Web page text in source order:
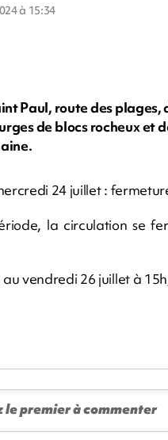
à 15:34
Paul, route des
de blocs rocheux et
24 juillet :
la circulation se
au vendredi 26 juillet à